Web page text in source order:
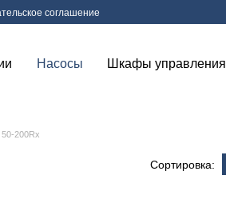
соглашение
Насосы Шкафы управления
50-200Rx
Сортировка: